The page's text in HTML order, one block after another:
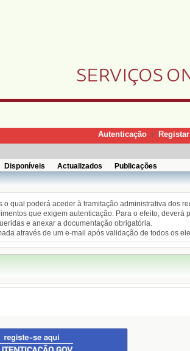
Autenticação | Registar
Disponíveis
Actualizados Publicações